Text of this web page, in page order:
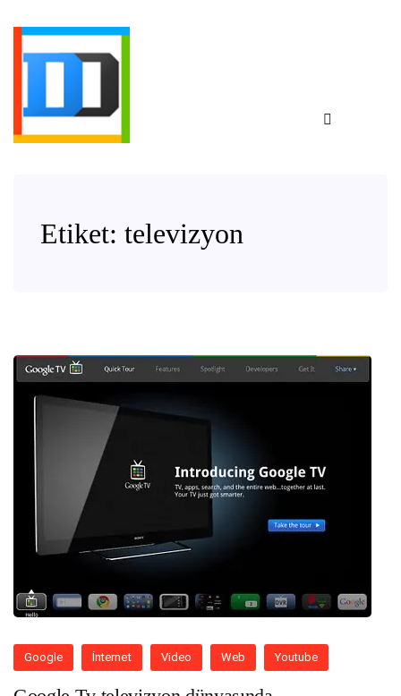
Etiket: televizyon
Google İnternet Video Web Youtube